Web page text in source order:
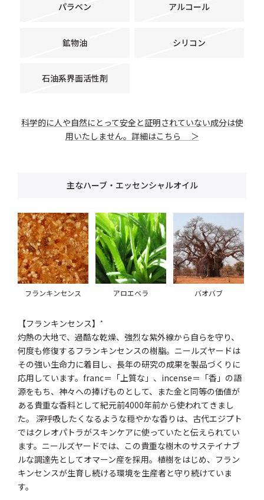
パラベン アルコール
鉱物油 シリコン
石油系界面活性剤
科学的に人や自然にとって安全と証明されていない成分は使
用いたしません。詳細はこちら ＞
主なハーブ・エッセンシャルオイル
フランキンセンス アロエベラ バオバブ
【フランキンセンス】*
灼熱の大地で、過酷な乾燥、強烈な紫外線から自らを守り、
何度も修復するフランキンセンスの樹脂。ニールズヤードは
その強い生命力に着目し、長年の研究の成果を製品づくりに
応用しています。franc＝「上質な」、incense＝「香」の語
源をもち、神々への捧げものとして、また金と同等の価値が
ある貴重な香料として紀元前4000年前から使われてきまし
た。 深呼吸したくなるような穏やかな香りは、古代エジプト
ではクレオパトラがスキンケアに使っていたと伝えられてい
ます。ニールズヤードでは、この貴重な樹木のサステイナブ
ルな調達先としてオマーン産を採用。植樹をはじめ、フラン
キンセンスが生育し続ける環境を生産者と守り続けていま
す。